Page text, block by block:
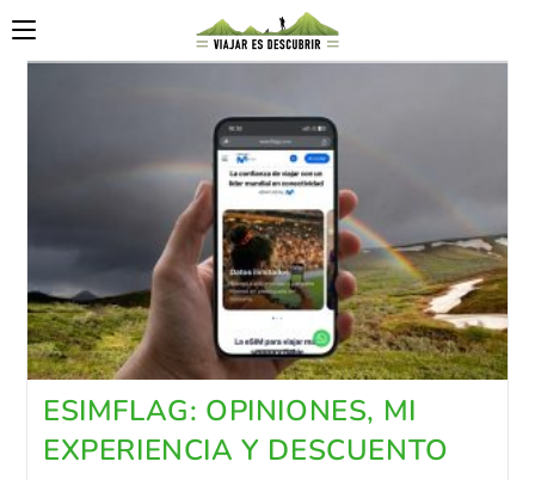
ESIMFLAG: OPINIONES, MI
EXPERIENCIA Y DESCUENTO